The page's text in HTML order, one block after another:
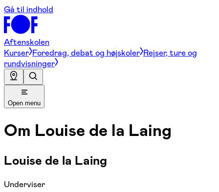
Gå til indhold
Aftenskolen
Kurser Foredrag, debat og højskoler Rejser, ture og
rundvisninger
Open menu
Om Louise de la Laing
Louise de la Laing
Underviser